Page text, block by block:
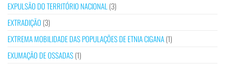
EXPULSÃO DO TERRITÓRIO NACIONAL (3)
EXTRADIÇÃO (3)
EXTREMA MOBILIDADE DAS POPULAÇÕES DE ETNIA CIGANA(1)
EXUMAÇÃO DE OSSADAS(1)